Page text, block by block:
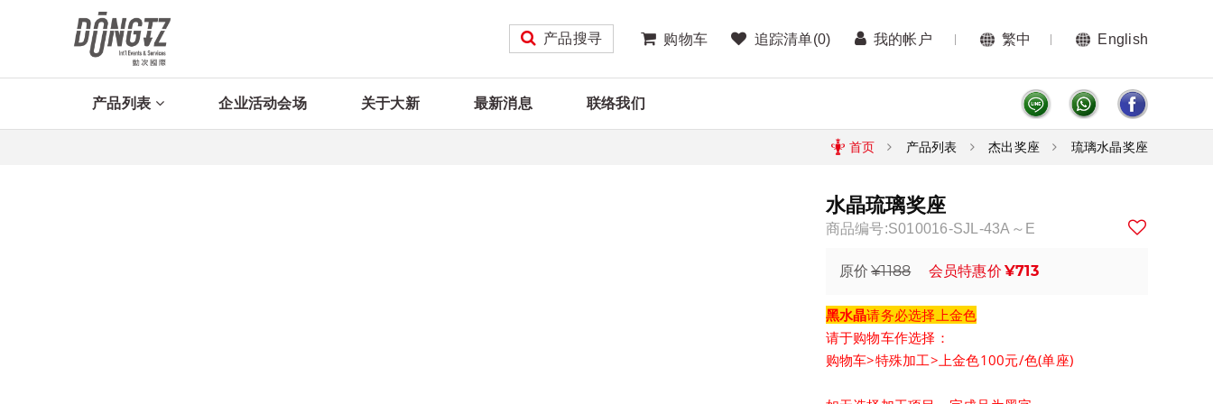
产品搜寻 购物车 追踪清单(0) 我的帐户 繁中 English
产品列表 企业活动会场 关于大新 最新消息 联络我们
首页 产品列表 杰出奖座 琉璃水晶奖座
水晶琉璃奖座
商品编号:S010016-SJL-43A～E
原价 ¥1188 会员特惠价 ¥713
黑水晶请务必选择上金色
请于购物车作选择：
购物车>特殊加工>上金色100元/色(单座)